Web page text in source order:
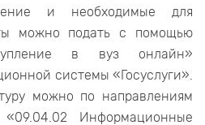
и необходимые для
можно подать с помощью
в вуз онлайн»
системы «Госуслуги».
можно по направлениям
Информационные